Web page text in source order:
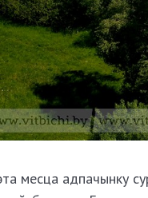
месца адпачынку